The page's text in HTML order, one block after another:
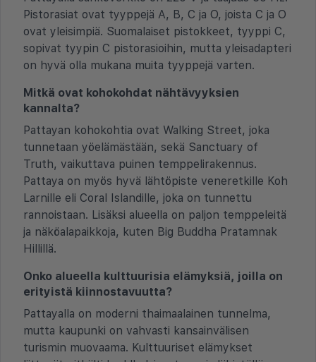
Pistorasiat ovat tyyppejä A, B, C ja O, joista C ja O
ovat yleisimpiä. Suomalaiset pistokkeet, tyyppi C,
sopivat tyypin C pistorasioihin, mutta yleisadapteri
on hyvä olla mukana muita tyyppejä varten.
Mitkä ovat kohokohdat nähtävyyksien
kannalta?
Pattayan kohokohtia ovat Walking Street, joka
tunnetaan yöelämästään, sekä Sanctuary of
Truth, vaikuttava puinen temppelirakennus.
Pattaya on myös hyvä lähtöpiste veneretkille Koh
Larnille eli Coral Islandille, joka on tunnettu
rannoistaan. Lisäksi alueella on paljon temppeleitä
ja näköalapaikkoja, kuten Big Buddha Pratamnak
Hillillä.
Onko alueella kulttuurisia elämyksiä, joilla on
erityistä kiinnostavuutta?
Pattayalla on moderni thaimaalainen tunnelma,
mutta kaupunki on vahvasti kansainvälisen
turismin muovaama. Kulttuuriset elämykset